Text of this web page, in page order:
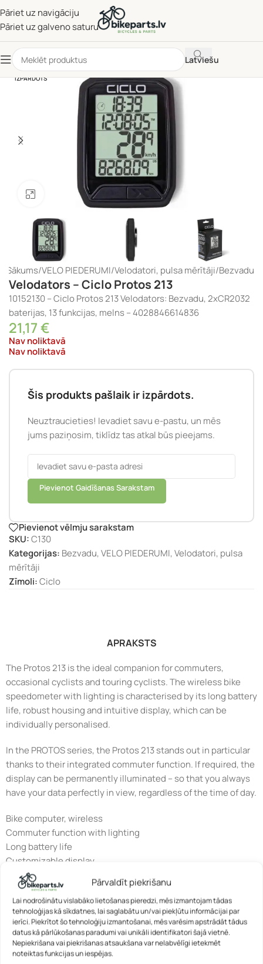
Pārvaldīt piekrišanu
Lai nodrošinātu vislabāko lietošanas pieredzi, mēs izmantojam tādas
tehnoloģijas kā sīkdatnes, lai saglabātu un/vai piekļūtu informācijai par
ierīci. Piekrītot šo tehnoloģiju izmantošanai, mēs varēsim apstrādāt tādus
datus kā pārlūkošanas paradumi vai unikāli identifikatori šajā vietnē.
Nepiekrišana vai piekrišanas atsaukšana var nelabvēlīgi ietekmēt
noteiktas funkcijas un iespējas.
Pāriet uz navigāciju
Pāriet uz galveno saturu
Latviešu
IZPĀRDOTS
Noklikšķiniet, lai palielinātu
Sākums/VELO PIEDERUMI/Velodatori, pulsa mērītāji/Bezvadu
Velodators – Ciclo Protos 213
10152130 – Ciclo Protos 213 Velodators: Bezvadu, 2xCR2032
baterijas, 13 funkcijas, melns – 4028846614836
21,17€
Nav noliktavā
Nav noliktavā
Šis produkts pašlaik ir izpārdots.
Neuztraucieties! Ievadiet savu e-pastu, un mēs
jums paziņosim, tiklīdz tas atkal būs pieejams.
Pievienot Gaidīšanas Sarakstam
Pievienot vēlmju sarakstam
SKU:C130
Kategorijas: Bezvadu,VELO PIEDERUMI,Velodatori, pulsa
mērītāji
Zīmoli:Ciclo
APRAKSTS
The Protos 213 is the ideal companion for commuters,
occasional cyclists and touring cyclists. The wireless bike
speedometer with lighting is characterised by its long battery
life, robust housing and intuitive display, which can be
individually personalised.
In the PROTOS series, the Protos 213 stands out in particular
thanks to their integrated commuter function. If required, the
display can be permanently illuminated – so that you always
have your data perfectly in view, regardless of the time of day.
Bike computer, wireless
Commuter function with lighting
Long battery life
Customizable display
Speed comparison
Calorie consumption
2 buttons – 13 functions: there is something for everyone:
speed (actual. / Avg. /max), speed comparison, driving time
and driving time total, distance and total kilometres, light and
light commuter function, kcal (current and total), auto